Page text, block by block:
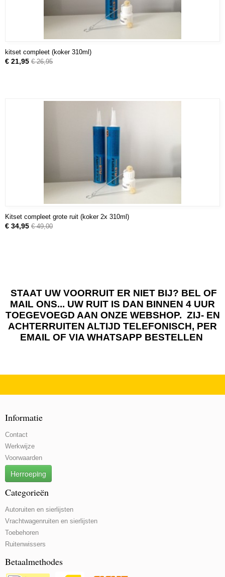
kitset compleet (koker 310ml)
€ 21,95 € 26,95
Kitset compleet grote ruit (koker 2x 310ml)
€ 34,95 € 49,00
STAAT UW VOORRUIT ER NIET BIJ? BEL OF
MAIL ONS... UW RUIT IS DAN BINNEN 4 UUR
TOEGEVOEGD AAN ONZE WEBSHOP. ZIJ- EN
ACHTERRUITEN ALTIJD TELEFONISCH, PER
EMAIL OF VIA WHATSAPP BESTELLEN
Informatie
Contact
Werkwijze
Voorwaarden
Herroeping
Categorieën
Autoruiten en sierlijsten
Vrachtwagenruiten en sierlijsten
Toebehoren
Ruitenwissers
Betaalmethodes